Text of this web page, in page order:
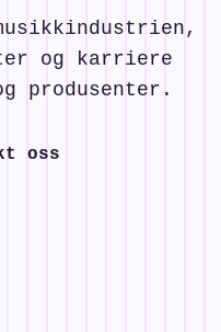
og karriere
produsenter.
oss